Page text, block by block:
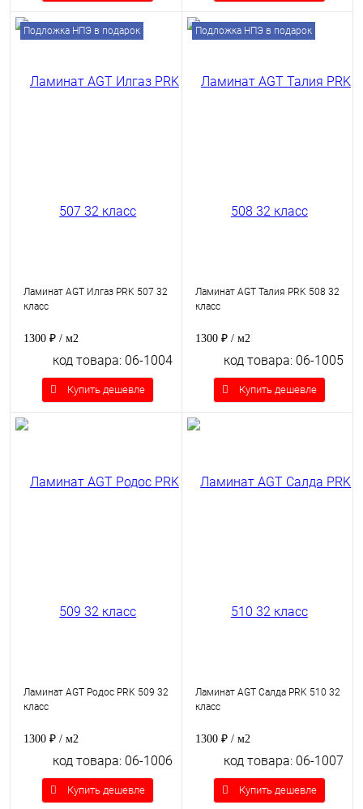
Подложка НПЭ в подарок
Ламинат AGT Илгаз PRK 507 32
класс
1300 ₽ / м2
код товара: 06-1004
Купить дешевле
Подложка НПЭ в подарок
Ламинат AGT Талия PRK 508 32
класс
1300 ₽ / м2
код товара: 06-1005
Купить дешевле
Ламинат AGT Родос PRK 509 32
класс
1300 ₽ / м2
код товара: 06-1006
Купить дешевле
Ламинат AGT Салда PRK 510 32
класс
1300 ₽ / м2
код товара: 06-1007
Купить дешевле